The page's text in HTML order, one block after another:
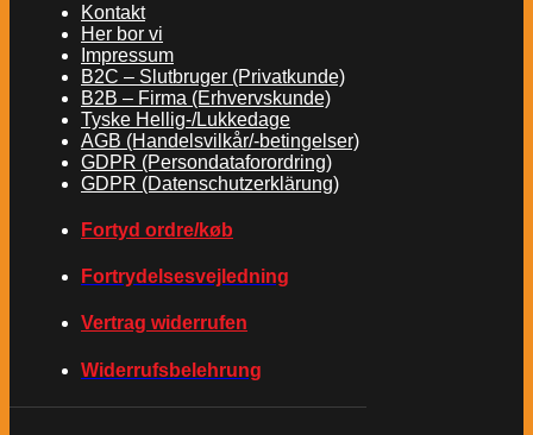
Kontakt
Her bor vi
Impressum
B2C – Slutbruger (Privatkunde)
B2B – Firma (Erhvervskunde)
Tyske Hellig-/Lukkedage
AGB (Handelsvilkår/-betingelser)
GDPR (Persondataforordring)
GDPR (Datenschutzerklärung)
Fortyd ordre/køb
Fortrydelsesvejledning
Vertrag widerrufen
Widerrufsbelehrung